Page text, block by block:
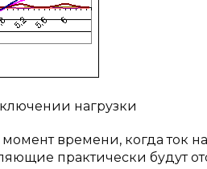
нагрузки
времени, когда ток
практически будут